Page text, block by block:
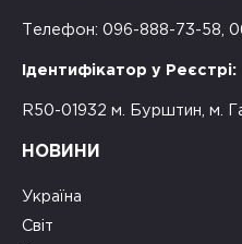
Телефон: 096-888-73-58,
Ідентифікатор у Реєстрі:
R50-01932 м. Бурштин, м.
НОВИНИ
Україна
Світ